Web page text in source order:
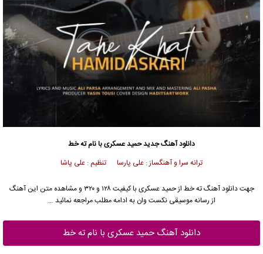
دانلود آهنگ جدیدحمید عسکریبا نام ته خط
ترانه سرا و آهنگساز : علی پارسا تنظیم : علی پاشا
جهت دانلود آهنگ ته خط ازحمید عسکری
با کیفیت ۱۲۸ و ۳۲۰ و مشاهده متن این آهنگ
از رسانه موسیقی نکست وان به ادامه مطلب مراجعه نمائید …
دانلود آهنگ حمید عسکری با نام ته خط